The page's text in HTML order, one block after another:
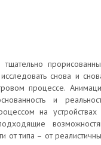
снова и
процессе.
и
на устройствах
от типа – от